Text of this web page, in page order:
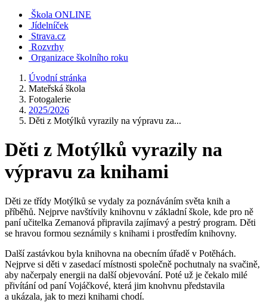
Škola ONLINE
Jídelníček
Strava.cz
Rozvrhy
Organizace školního roku
Úvodní stránka
Mateřská škola
Fotogalerie
2025/2026
Děti z Motýlků vyrazily na výpravu za...
Děti z Motýlků vyrazily na
výpravu za knihami
Děti ze třídy Motýlků se vydaly za poznáváním světa knih a
příběhů. Nejprve navštívily knihovnu v základní škole, kde pro ně
paní učitelka Zemanová připravila zajímavý a pestrý program. Děti
se hravou formou seznámily s knihami i prostředím knihovny.
Další zastávkou byla knihovna na obecním úřadě v Potěhách.
Nejprve si děti v zasedací místnosti společně pochutnaly na svačině,
aby načerpaly energii na další objevování. Poté už je čekalo milé
přivítání od paní Vojáčkové, která jim knohvnu představila
a ukázala, jak to mezi knihami chodí.